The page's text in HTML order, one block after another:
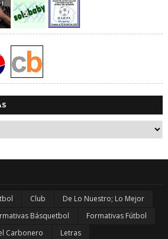
Club
De Lo Nuestro; Lo Mejor
Básquetbol
Formativas Fútbol
Carbonero
Letras